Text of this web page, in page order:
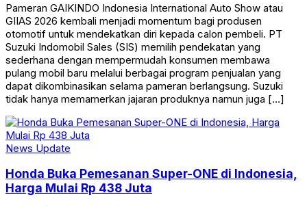
Pameran GAIKINDO Indonesia International Auto Show atau
GIIAS 2026 kembali menjadi momentum bagi produsen
otomotif untuk mendekatkan diri kepada calon pembeli. PT
Suzuki Indomobil Sales (SIS) memilih pendekatan yang
sederhana dengan mempermudah konsumen membawa
pulang mobil baru melalui berbagai program penjualan yang
dapat dikombinasikan selama pameran berlangsung. Suzuki
tidak hanya memamerkan jajaran produknya namun juga […]
News Update
Honda Buka Pemesanan Super-ONE di Indonesia,
Harga Mulai Rp 438 Juta